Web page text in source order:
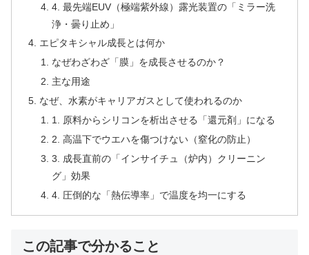
4. 最先端EUV（極端紫外線）露光装置の「ミラー洗
浄・曇り止め」
エピタキシャル成長とは何か
なぜわざわざ「膜」を成長させるのか？
主な用途
なぜ、水素がキャリアガスとして使われるのか
1. 原料からシリコンを析出させる「還元剤」になる
2. 高温下でウエハを傷つけない（窒化の防止）
3. 成長直前の「インサイチュ（炉内）クリーニン
グ」効果
4. 圧倒的な「熱伝導率」で温度を均一にする
この記事で分かること